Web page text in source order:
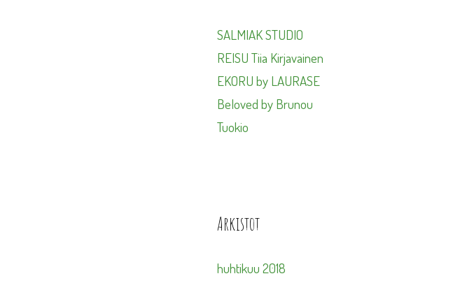
SALMIAK STUDIO
REISU Tiia Kirjavainen
EKORU by LAURASE
Beloved by Brunou
Tuokio
Arkistot
huhtikuu 2018